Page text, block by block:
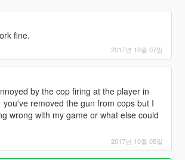
fine.
2017년 10월 07일
by the cop firing at the player in
removed the gun from cops but I
wrong with my game or what else could
2017년 10월 05일